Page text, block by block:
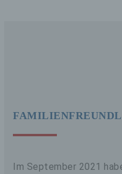
Im September 2021